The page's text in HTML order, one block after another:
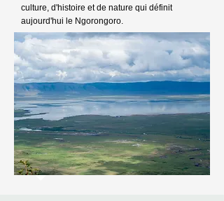
culture, d'histoire et de nature qui définit
aujourd'hui le Ngorongoro.